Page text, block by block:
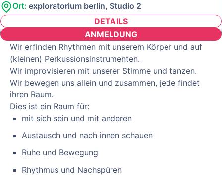
Ort: exploratorium berlin, Studio 2
DETAILS
ANMELDUNG
Wir erfinden Rhythmen mit unserem Körper und auf
(kleinen) Perkussionsinstrumenten.
Wir improvisieren mit unserer Stimme und tanzen.
Wir bewegen uns allein und zusammen, jede findet
ihren Raum.
Dies ist ein Raum für:
mit sich sein und mit anderen
Austausch und nach innen schauen
Ruhe und Bewegung
Rhythmus und Nachspüren